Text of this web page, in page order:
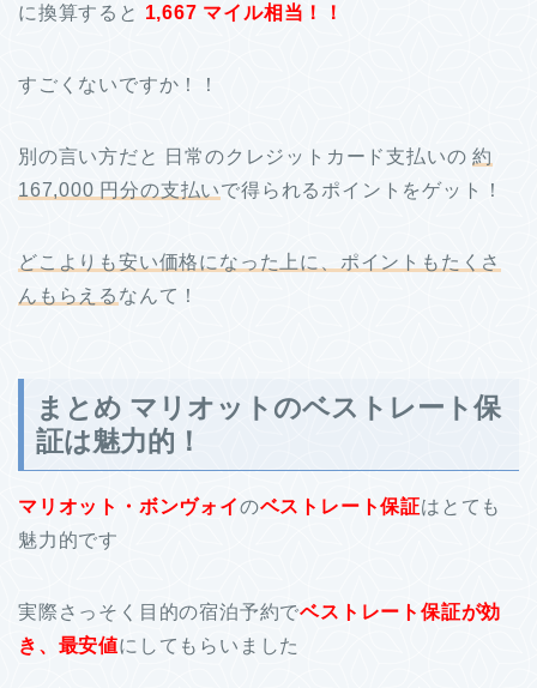
に換算すると 1,667 マイル相当！！
すごくないですか！！
別の言い方だと 日常のクレジットカード支払いの約
167,000 円分の支払いで得られるポイントをゲット！
どこよりも安い価格になった上に、ポイントもたくさ
んもらえる なんて！
まとめ マリオットのベストレート保
証は魅力的！
マリオット・ボンヴォイのベストレート保証はとても
魅力的です
実際さっそく目的の宿泊予約でベストレート保証が効
き、最安値にしてもらいました